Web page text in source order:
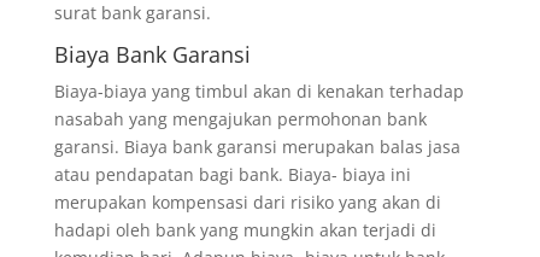
surat bank garansi.
Biaya Bank Garansi
Biaya-biaya yang timbul akan di kenakan terhadap
nasabah yang mengajukan permohonan bank
garansi. Biaya bank garansi merupakan balas jasa
atau pendapatan bagi bank. Biaya- biaya ini
merupakan kompensasi dari risiko yang akan di
hadapi oleh bank yang mungkin akan terjadi di